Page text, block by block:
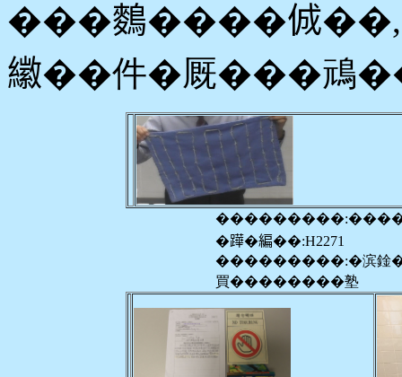
𦆮��件�厩���䲮
�𨅯�編��:H2271
���������:�滨鍂
買��������塾